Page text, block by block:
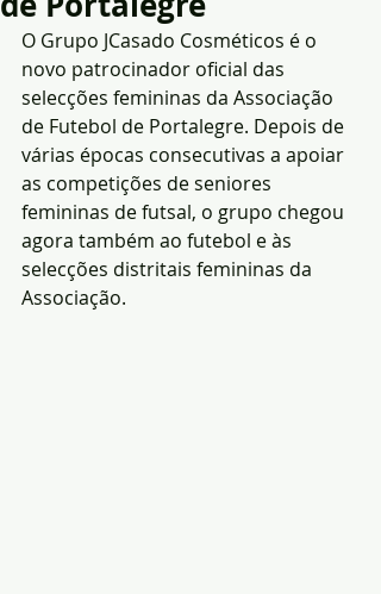
O Grupo JCasado Cosméticos é o
novo patrocinador oficial das
selecções femininas da Associação
de Futebol de Portalegre. Depois de
várias épocas consecutivas a apoiar
as competições de seniores
femininas de futsal, o grupo chegou
agora também ao futebol e às
selecções distritais femininas da
Associação.